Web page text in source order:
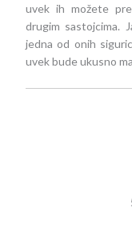
uvek ih možete
drugim sastojcima.
jedna od onih
uvek bude ukusno